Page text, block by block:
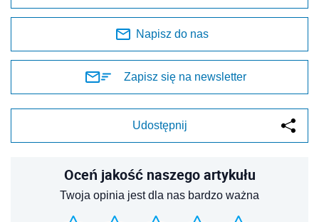
Napisz do nas
Zapisz się na newsletter
Udostępnij
Oceń jakość naszego artykułu
Twoja opinia jest dla nas bardzo ważna